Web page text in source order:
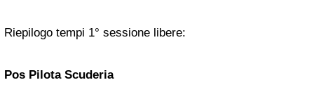
Riepilogo tempi 1° sessione libere:
Pos Pilota Scuderia